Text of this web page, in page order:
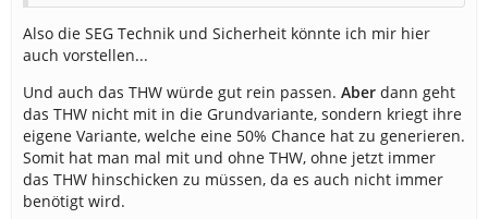
Benötigte Löschfahrzeuge
Benötigte ELW 1 3
Benötigte ELW 2 1
Benötigte GW-ÖL
Also die SEG Technik und Sicherheit könnte ich mir hier
auch vorstellen...
Und auch das THW würde gut rein passen. Aber dann geht
das THW nicht mit in die Grundvariante, sondern kriegt ihre
eigene Variante, welche eine 50% Chance hat zu generieren.
Somit hat man mal mit und ohne THW, ohne jetzt immer
das THW hinschicken zu müssen, da es auch nicht immer
benötigt wird.